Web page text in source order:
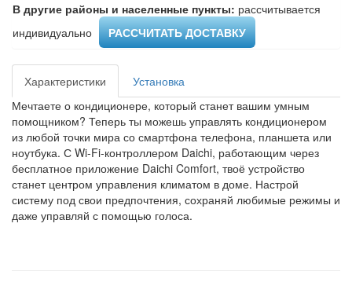
В другие районы и населенные пункты: рассчитывается
индивидуально ​
РАССЧИТАТЬ ДОСТАВКУ
Характеристики
Установка
Мечтаете о кондиционере, который станет вашим умным
помощником? Теперь ты можешь управлять кондиционером
из любой точки мира со смартфона телефона, планшета или
ноутбука. С Wi-Fi-контроллером Daichi, работающим через
бесплатное приложение Daichi Comfort, твоё устройство
станет центром управления климатом в доме. Настрой
систему под свои предпочтения, сохраняй любимые режимы и
даже управляй с помощью голоса.